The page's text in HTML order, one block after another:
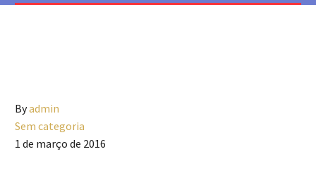
Byadmin
Sem categoria
1 de março de 2016